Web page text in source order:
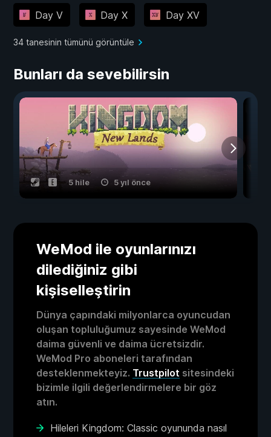
Day V Day X Day XV
34 tanesinin tümünü görüntüle
Bunları da sevebilirsin
5 hile 5 yıl önce
WeMod ile oyunlarınızı
dilediğiniz gibi
kişiselleştirin
Dünya çapındaki milyonlarca oyuncudan
oluşan topluluğumuz sayesinde WeMod
daima güvenli ve daima ücretsizdir.
WeMod Pro aboneleri tarafından
desteklenmekteyiz. Trustpilot sitesindeki
bizimle ilgili değerlendirmelere bir göz
atın.
Hileleri Kingdom: Classic oyununda nasıl